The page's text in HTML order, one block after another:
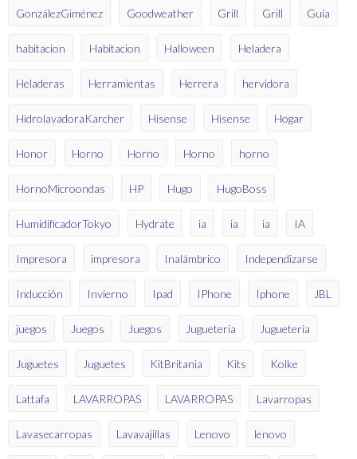
GonzálezGiménez Goodweather Grill Grill Guía
habitacion Habitacion Halloween Heladera
Heladeras Herramientas Herrera hervidora
HidrolavadoraKarcher Hisense Hisense Hogar
Honor Horno Horno Horno horno
HornoMicroondas HP Hugo HugoBoss
HumidificadorTokyo Hydrate ia ia ia IA
Impresora impresora Inalámbrico Independizarse
Inducción Invierno Ipad IPhone Iphone JBL
juegos Juegos Juegos Jugueteria Jugueteria
Juguetes Juguetes KitBritania Kits Kolke
Lattafa LAVARROPAS LAVARROPAS Lavarropas
Lavasecarropas Lavavajillas Lenovo lenovo